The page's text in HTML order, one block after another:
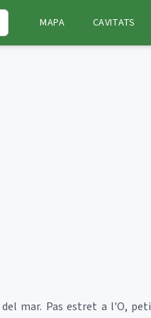
MAPA CAVITATS
mar. Pas estret a l'O,